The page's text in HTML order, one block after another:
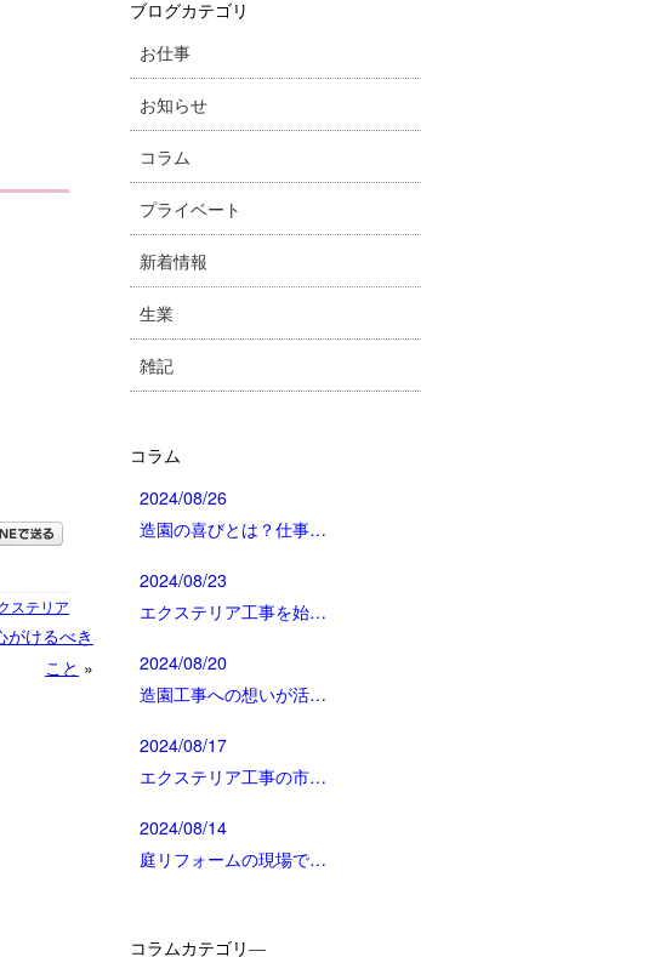
ステリア
けるべき
こと »
ブログカテゴリ
お仕事
お知らせ
コラム
プライベート
新着情報
生業
雑記
コラム
2024/08/26
造園の喜びとは？仕事…
2024/08/23
エクステリア工事を始…
2024/08/20
造園工事への想いが活…
2024/08/17
エクステリア工事の市…
2024/08/14
庭リフォームの現場で…
コラムカテゴリ―